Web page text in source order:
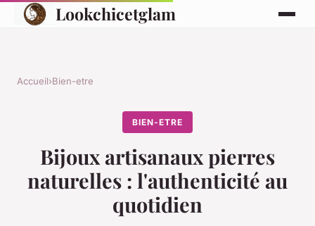
Lookchicetglam
Accueil›Bien-etre
BIEN-ETRE
Bijoux artisanaux pierres
naturelles : l'authenticité au
quotidien